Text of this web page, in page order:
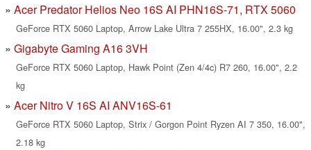
Acer Predator Helios Neo 16S AI PHN16S-71, RTX 5060
GeForce RTX 5060 Laptop, Arrow Lake Ultra 7 255HX, 16.00", 2.3 kg
Gigabyte Gaming A16 3VH
GeForce RTX 5060 Laptop, Hawk Point (Zen 4/4c) R7 260, 16.00", 2.2
kg
Acer Nitro V 16S AI ANV16S-61
GeForce RTX 5060 Laptop, Strix / Gorgon Point Ryzen AI 7 350, 16.00",
2.18 kg